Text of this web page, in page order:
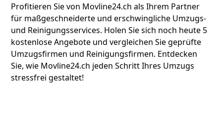
Profitieren Sie von Movline24.ch als Ihrem Partner
für maßgeschneiderte und erschwingliche Umzugs-
und Reinigungsservices. Holen Sie sich noch heute 5
kostenlose Angebote und vergleichen Sie geprüfte
Umzugsfirmen und Reinigungsfirmen. Entdecken
Sie, wie Movline24.ch jeden Schritt Ihres Umzugs
stressfrei gestaltet!